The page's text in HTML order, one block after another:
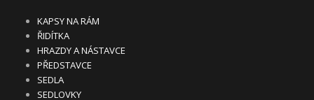
KAPSY NA RÁM
ŘIDÍTKA
HRAZDY A NÁSTAVCE
PŘEDSTAVCE
SEDLA
SEDLOVKY